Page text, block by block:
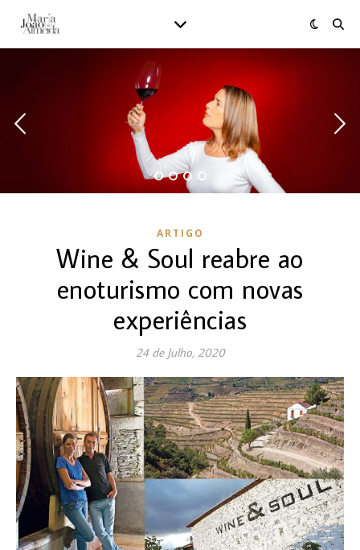
ARTIGO
Wine & Soul reabre ao
enoturismo com novas
experiências
24 de Julho, 2020